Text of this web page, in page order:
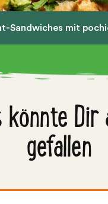
Sandwiches mit
könnte Dir
gefallen